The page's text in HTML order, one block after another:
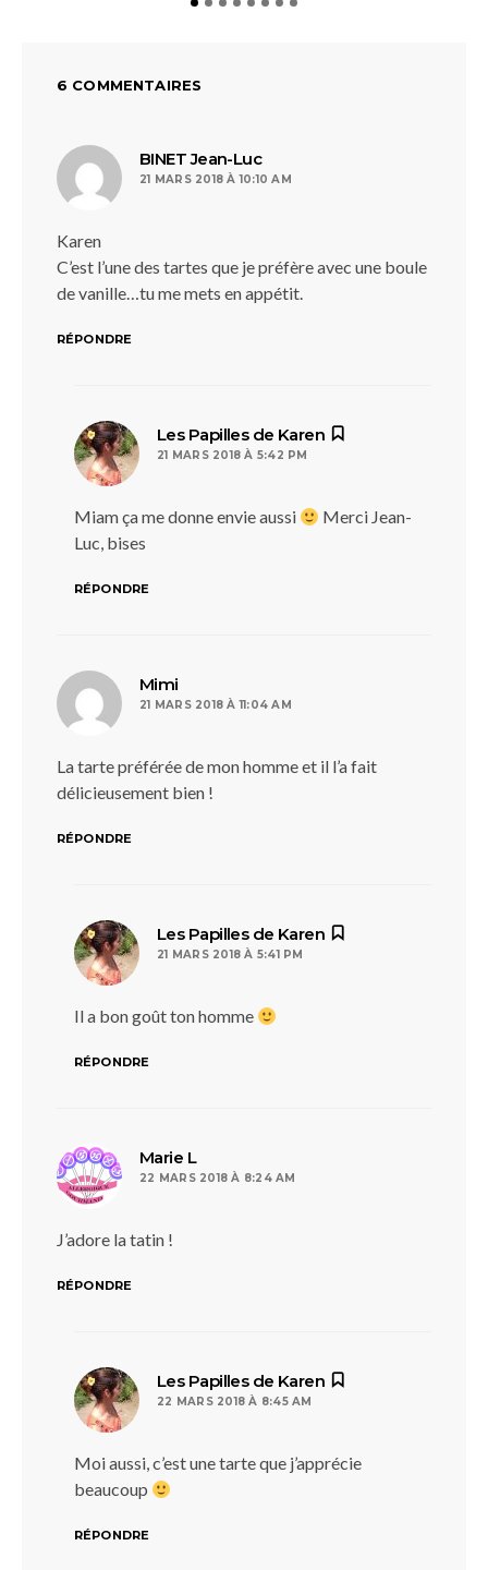
6 COMMENTAIRES
BINET Jean-Lucdit :
21 MARS 2018 À 10:10 AM
Karen
C’est l’une des tartes que je préfère avec une boule
de vanille…tu me mets en appétit.
RÉPONDRE
Les Papilles de Karen
21 MARS 2018 À 5:42 PM
Miam ça me donne envie aussi
Merci Jean-
Luc, bises
RÉPONDRE
Mimi
21 MARS 2018 À 11:04 AM
La tarte préférée de mon homme et il l’a fait
délicieusement bien !
RÉPONDRE
Les Papilles de Karen
21 MARS 2018 À 5:41 PM
Il a bon goût ton homme
RÉPONDRE
Marie Ldit :
22 MARS 2018 À 8:24 AM
J’adore la tatin !
RÉPONDRE
Les Papilles de Karen
22 MARS 2018 À 8:45 AM
Moi aussi, c’est une tarte que j’apprécie
beaucoup
RÉPONDRE